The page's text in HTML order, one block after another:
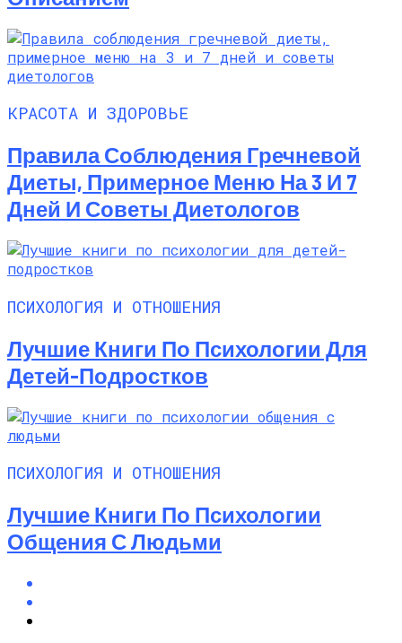
КРАСОТА И ЗДОРОВЬЕ
Правила Соблюдения Гречневой
Диеты, Примерное Меню На 3 И 7
Дней И Советы Диетологов
ПСИХОЛОГИЯ И ОТНОШЕНИЯ
Лучшие Книги По Психологии Для
Детей-Подростков
ПСИХОЛОГИЯ И ОТНОШЕНИЯ
Лучшие Книги По Психологии
Общения С Людьми